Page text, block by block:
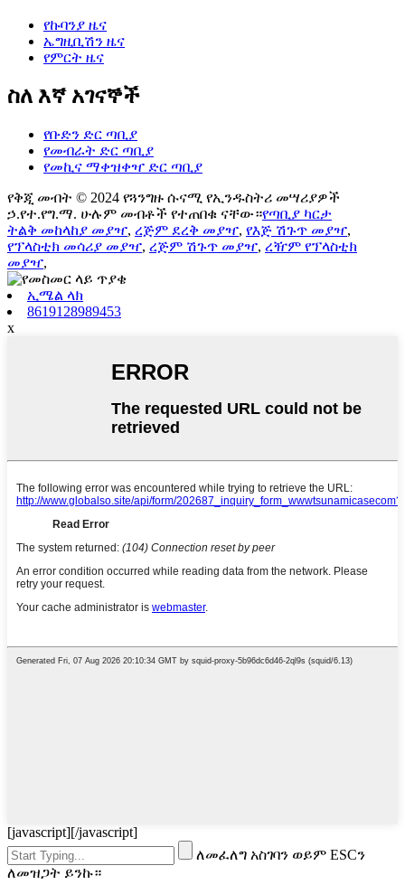
የኩባንያ ዜና
ኤግዚቢሽን ዜና
የምርት ዜና
ስለ እኛ አገናኞች
የቡድን ድር ጣቢያ
የመብራት ድር ጣቢያ
የመኪና ማቀዝቀዣ ድር ጣቢያ
የቅጂ መብት © 2024 የጓንግዙ ሱናሚ የኢንዱስትሪ መሣሪያዎች
ኃ.የተ.የግ.ማ. ሁሉም መብቶች የተጠበቁ ናቸው።የጣቢያ ካርታ
ትልቅ መከላከያ መያዣ, ረጅም ደረቅ መያዣ, የእጅ ሽጉጥ መያዣ,
የፕላስቲክ መሳሪያ መያዣ, ረጅም ሽጉጥ መያዣ, ረዥም የፕላስቲክ
መያዣ,
ኢሜል ላክ
8619128989453
x
[javascript][/javascript]
ለመፈለግ አስገባን ወይም ESCን
ለመዝጋት ይንኩ።